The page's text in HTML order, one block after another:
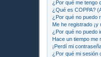
¿Por qué me tengo
¿Qué es COPPA?
¿Por qué no puedo
Me he registrado ¡y
¿Por qué no puedo
Hace un tiempo me
¡Perdí mi
¿Por qué mi sesión